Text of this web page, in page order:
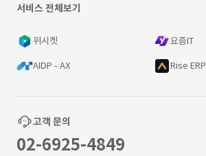
서비스 전체보기
위시켓 요즘IT
AIDP - AX Rise ERP
고객 문의
02-6925-4849